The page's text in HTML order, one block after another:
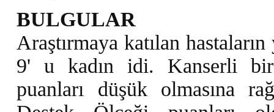
BULGULAR
Araştırmaya katılan
9' u kadın idi. Kanserli
puanları düşük olmasına